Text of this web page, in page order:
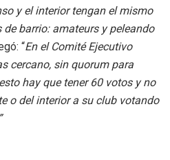
y el interior tengan el mismo
barrio: amateurs y peleando
“En el Comité Ejecutivo
cercano, sin quorum para
hay que tener 60 votos y no
o del interior a su club votando